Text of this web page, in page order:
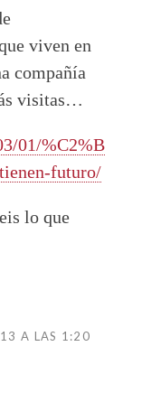
viven en
compañía
visitas…
01/%C2%B
futuro/
lo que
A LAS 1:20